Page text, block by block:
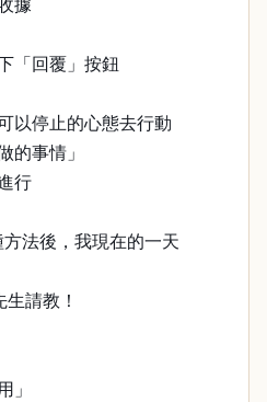
據
「回覆」按鈕
以停止的心態去行動
的事情」
行
方法後，我現在的一天
請教！
」